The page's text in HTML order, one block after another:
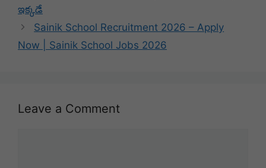
ఇక్కడే
Sainik School Recruitment 2026 – Apply
Now | Sainik School Jobs 2026
Leave a Comment